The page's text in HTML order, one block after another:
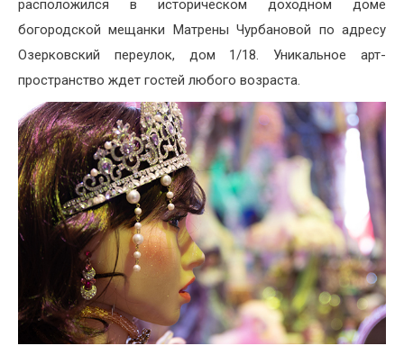
расположился в историческом доходном доме
богородской мещанки Матрены Чурбановой по адресу
Озерковский переулок, дом 1/18. Уникальное арт-
пространство ждет гостей любого возраста.